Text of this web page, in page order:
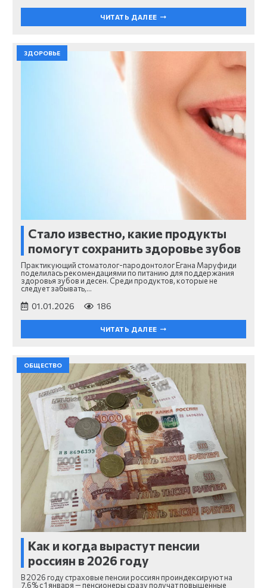
ЧИТАТЬ ДАЛЕЕ
ЗДОРОВЬЕ
Стало известно, какие продукты
помогут сохранить здоровье зубов
Практикующий стоматолог-пародонтолог Егана Маруфиди
поделилась рекомендациями по питанию для поддержания
здоровья зубов и десен. Среди продуктов, которые не
следует забывать,…
01.01.2026 186
ЧИТАТЬ ДАЛЕЕ
ОБЩЕСТВО
Как и когда вырастут пенсии
россиян в 2026 году
В 2026 году страховые пенсии россиян проиндексируют на
7,6% с 1 января — пенсионеры сразу получат повышенные